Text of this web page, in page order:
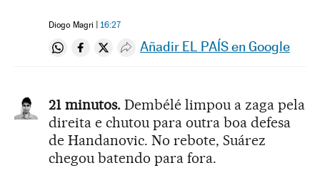
Diogo Magri 16:27
Compartir en Whatsapp
Compartir en Facebook
Compartir en Twitter
Desplegar Redes Sociales
Añadir EL PAÍS en Google
21 minutos. Dembélé limpou a zaga pela
direita e chutou para outra boa defesa
de Handanovic. No rebote, Suárez
chegou batendo para fora.